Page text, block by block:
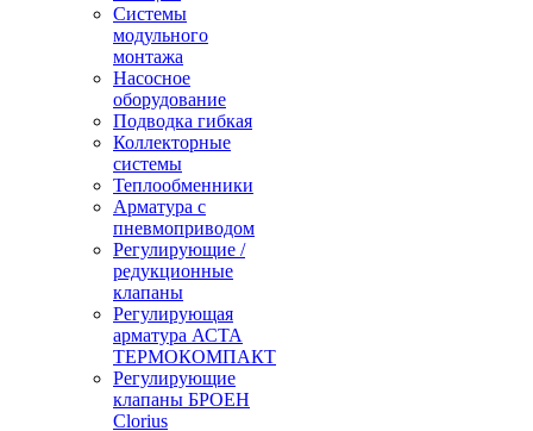
Системы
модульного
монтажа
Насосное
оборудование
Подводка гибкая
Коллекторные
системы
Теплообменники
Арматура с
пневмоприводом
Регулирующие /
редукционные
клапаны
Регулирующая
арматура АСТА
ТЕРМОКОМПАКТ
Регулирующие
клапаны БРОЕН
Clorius